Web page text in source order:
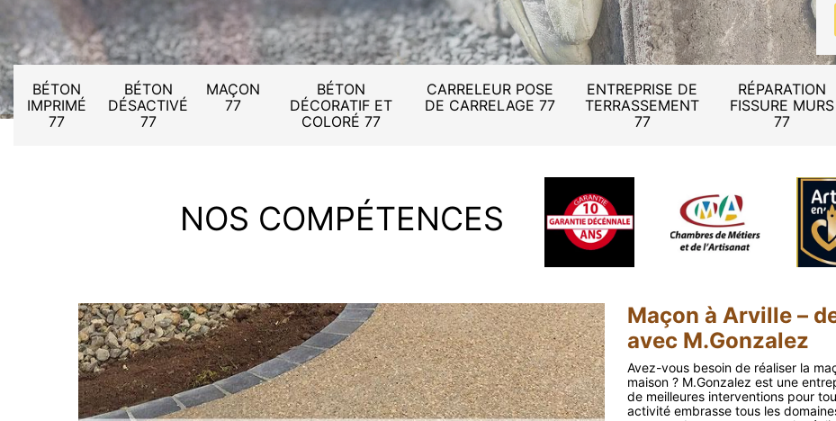
BÉTON
IMPRIMÉ
77
BÉTON
DÉSACTIVÉ
77
MAÇON
77
BÉTON
DÉCORATIF ET
COLORÉ 77
CARRELEUR POSE
DE CARRELAGE 77
ENTREPRISE DE
TERRASSEMENT
77
RÉPARATION
FISSURE MURS
77
NOS COMPÉTENCES
Maçon à Arville –
avec M.Gonzalez
Avez-vous besoin de réaliser la
maison ? M.Gonzalez est une
de meilleures interventions pour
activité embrasse tous les